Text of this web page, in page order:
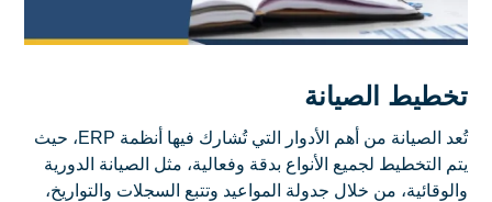
تخطيط الصيانة
تُعد الصيانة من أهم الأدوار التي تُشارك فيها أنظمة ERP، حيث
يتم التخطيط لجميع الأنواع بدقة وفعالية، مثل الصيانة الدورية
والوقائية، من خلال جدولة المواعيد وتتبع السجلات والتواريخ،